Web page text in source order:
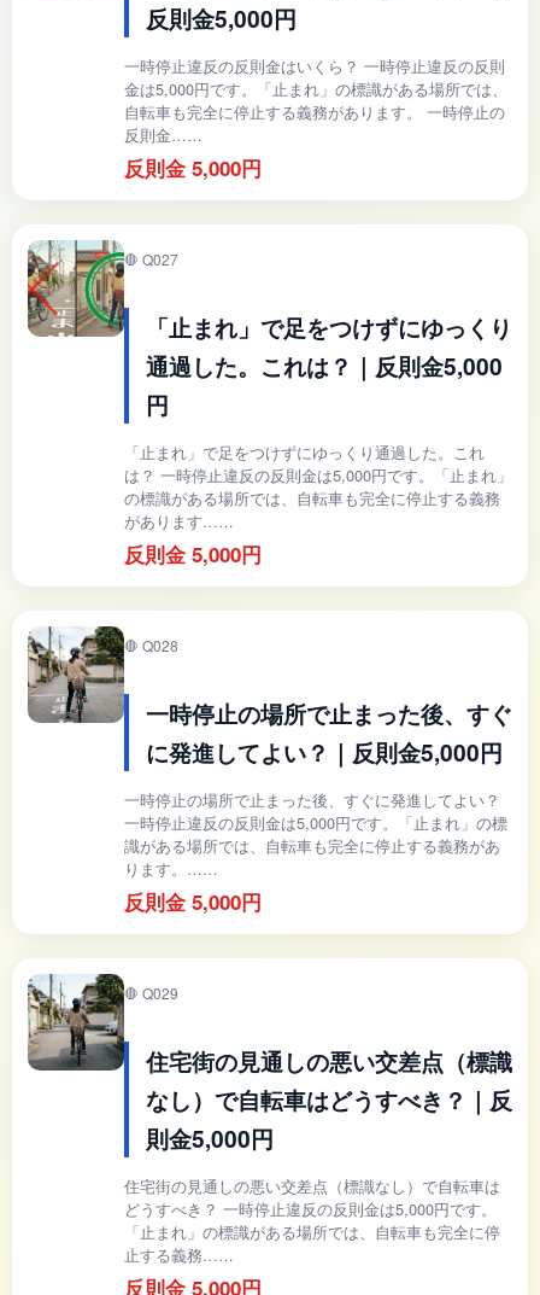
反則金5,000円
一時停止違反の反則金はいくら？ 一時停止違反の反則
金は5,000円です。「止まれ」の標識がある場所では、
自転車も完全に停止する義務があります。 一時停止の
反則金……
反則金 5,000円
🛑 Q027
「止まれ」で足をつけずにゆっくり
通過した。これは？｜反則金5,000
円
「止まれ」で足をつけずにゆっくり通過した。これ
は？ 一時停止違反の反則金は5,000円です。「止まれ」
の標識がある場所では、自転車も完全に停止する義務
があります……
反則金 5,000円
🛑 Q028
一時停止の場所で止まった後、すぐ
に発進してよい？｜反則金5,000円
一時停止の場所で止まった後、すぐに発進してよい？
一時停止違反の反則金は5,000円です。「止まれ」の標
識がある場所では、自転車も完全に停止する義務があ
ります。……
反則金 5,000円
🛑 Q029
住宅街の見通しの悪い交差点（標識
なし）で自転車はどうすべき？｜反
則金5,000円
住宅街の見通しの悪い交差点（標識なし）で自転車は
どうすべき？ 一時停止違反の反則金は5,000円です。
「止まれ」の標識がある場所では、自転車も完全に停
止する義務……
反則金 5,000円